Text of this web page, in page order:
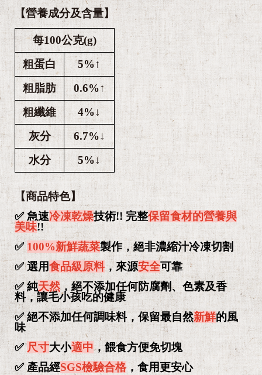
【營養成分及含量】
每100公克(g)
粗蛋白
5%↑
粗脂肪
0.6%↑
粗纖維
4%↓
灰分
6.7%↓
水分
5%↓
【商品特色】
✅ 急速冷凍乾燥技術!! 完整保留食材的營養與
美味!!
✅100%新鮮蔬菜製作，絕非濃縮汁冷凍切割
✅ 選用食品級原料，來源安全可靠
✅ 純天然，絕不添加任何防腐劑、色素及香
料，讓毛小孩吃的健康
✅ 絕不添加任何調味料，保留最自然新鮮的風
味
✅尺寸大小適中，餵食方便免切塊
✅ 產品經SGS檢驗合格，食用更安心